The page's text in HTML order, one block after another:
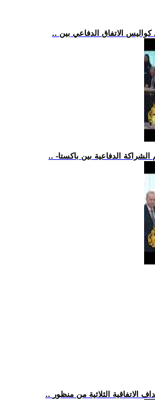
كواليس الاتفاق الدفاعي بين
الدفاعية بين باكستا
الاتفاقية الثلاثية من منظور